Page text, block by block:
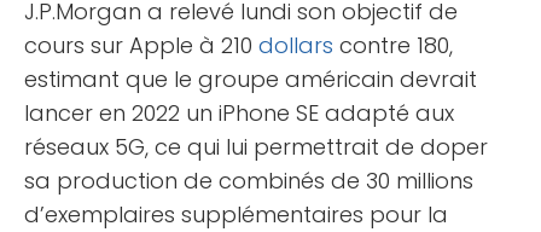
J.P.Morgan a relevé lundi son objectif de
cours sur Apple à 210 dollars contre 180,
estimant que le groupe américain devrait
lancer en 2022 un iPhone SE adapté aux
réseaux 5G, ce qui lui permettrait de doper
sa production de combinés de 30 millions
d’exemplaires supplémentaires pour la